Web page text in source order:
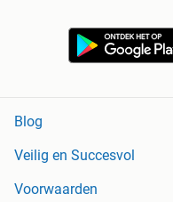
Blog
Veilig en Succesvol
Voorwaarden